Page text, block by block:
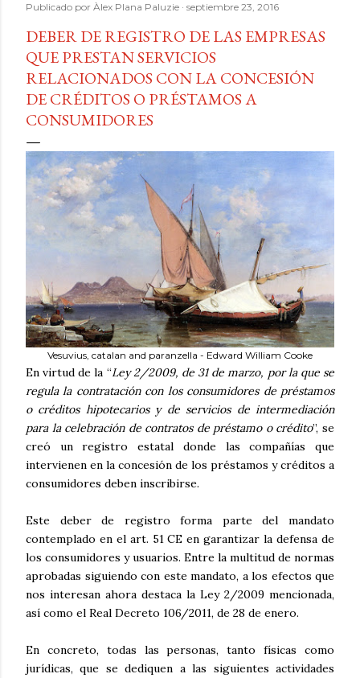
Publicado por Àlex Plana Paluzie septiembre 23, 2016
DEBER DE REGISTRO DE LAS EMPRESAS
QUE PRESTAN SERVICIOS
RELACIONADOS CON LA CONCESIÓN
DE CRÉDITOS O PRÉSTAMOS A
CONSUMIDORES
Vesuvius, catalan and paranzella - Edward William Cooke
En virtud de la “Ley 2/2009, de 31 de marzo, por la que se
regula la contratación con los consumidores de préstamos
o créditos hipotecarios y de servicios de intermediación
para la celebración de contratos de préstamo o crédito”, se
creó un registro estatal donde las compañías que
intervienen en la concesión de los préstamos y créditos a
consumidores deben inscribirse.
Este deber de registro forma parte del mandato
contemplado en el art. 51 CE en garantizar la defensa de
los consumidores y usuarios. Entre la multitud de normas
aprobadas siguiendo con este mandato, a los efectos que
nos interesan ahora destaca la Ley 2/2009 mencionada,
así como el Real Decreto 106/2011, de 28 de enero.
En concreto, todas las personas, tanto físicas como
jurídicas, que se dediquen a las siguientes actividades